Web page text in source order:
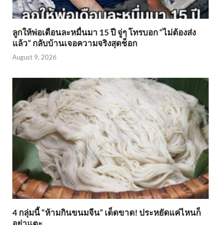
ลูกให้พ่อเดือนละหมื่นมา 15 ปี จู่ๆ โทรบอก “ไม่ต้องส่ง
แล้ว” กลับบ้านเจอความจริงสุดช็อก
August 9, 2026
4 กลุ่มนี้ “ห้ามกินขนมจีน” เด็ดขาด! ประหยัดแค่ไหนก็